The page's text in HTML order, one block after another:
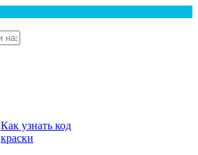
Как узнать код
краски